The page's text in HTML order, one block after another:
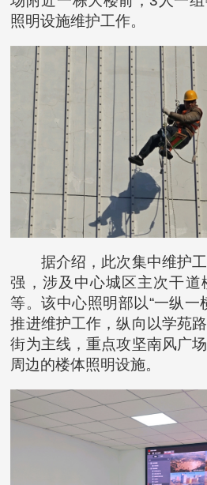
照明设施维护工作。
据介绍，此次集中维护
强，涉及中心城区主次干道
等。该中心照明部以“一纵一
推进维护工作，纵向以学苑
街为主线，重点攻坚南风广
周边的楼体照明设施。